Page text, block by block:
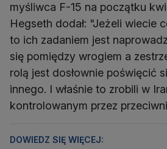
myśliwca F-15 na początku
Hegseth dodał: "Jeżeli wiecie
to ich zadaniem jest
się pomiędzy wrogiem a
rolą jest dosłownie poświęcić
innego. I właśnie to zrobili w
kontrolowanym przez
DOWIEDZ SIĘ WIĘCEJ: